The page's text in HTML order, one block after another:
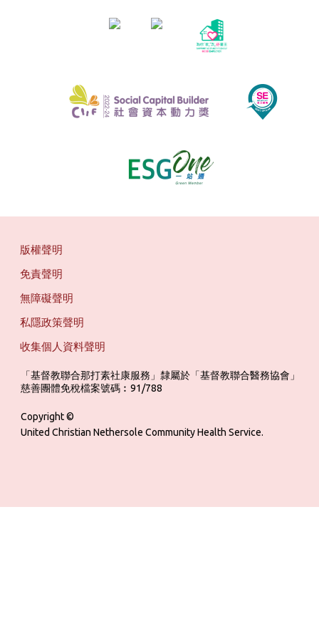
版權聲明
免責聲明
無障礙聲明
私隱政策聲明
收集個人資料聲明
「基督教聯合那打素社康服務」隸屬於「基督教聯合醫務協會」
慈善團體免稅檔案號碼︰91/788
Copyright ©
United Christian Nethersole Community Health Service.